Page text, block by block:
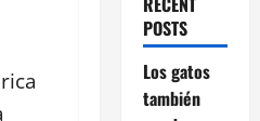
POSTS
Los gatos
también